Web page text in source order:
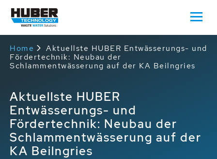
Home
Aktuellste HUBER Entwässerungs- und
Fördertechnik: Neubau der
Schlammentwässerung auf der KA Beilngries
Aktuellste HUBER
Entwässerungs- und
Fördertechnik: Neubau der
Schlammentwässerung auf der
KA Beilngries